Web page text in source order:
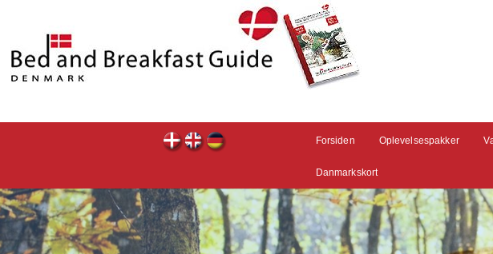
Forsiden Oplevelsespakker
Danmarkskort